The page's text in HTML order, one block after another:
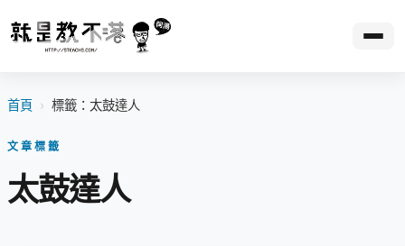
首頁 › 標籤：太鼓達人
文章標籤
太鼓達人